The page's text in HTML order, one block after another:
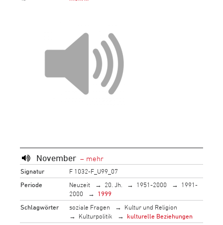
November
Signatur
F 1032-F_U99_07
Periode
Neuzeit 20. Jh. 1951-2000
1991-
2000
1999
Schlagwörter
soziale Fragen
Kultur und Religion
Kulturpolitik
kulturelle Beziehungen